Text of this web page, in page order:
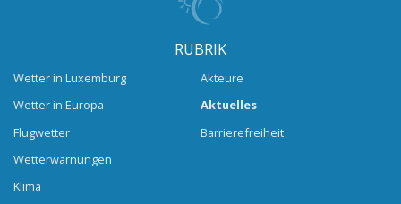
RUBRIK
Wetter in Luxemburg
Wetter in Europa
Flugwetter
Wetterwarnungen
Klima
Akteure
Aktuelles
Barrierefreiheit